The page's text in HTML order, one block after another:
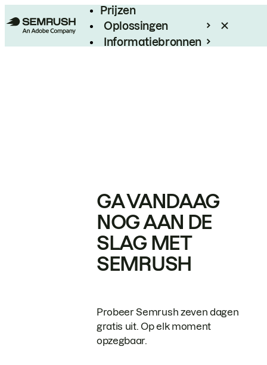
Prijzen
Oplossingen
Informatiebronnen
GA VANDAAG
NOG AAN DE
SLAG MET
SEMRUSH
Probeer Semrush zeven dagen
gratis uit. Op elk moment
opzegbaar.